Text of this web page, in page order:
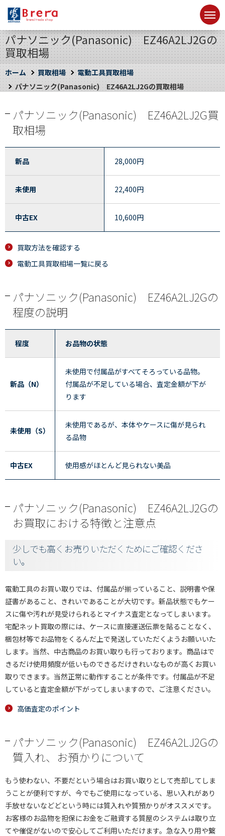
パナソニック(Panasonic) EZ46A2LJ2Gの
買取相場
ホーム 買取相場
電動工具買取相場
パナソニック(Panasonic) EZ46A2LJ2Gの買取相場
パナソニック(Panasonic) EZ46A2LJ2G買
取相場
新品 28,000円
未使用 22,400円
中古EX 10,600円
買取方法を確認する
電動工具買取相場一覧に戻る
パナソニック(Panasonic) EZ46A2LJ2Gの
程度の説明
程度 お品物の状態
新品（N）
未使用で付属品がすべてそろっている品物。
付属品が不足している場合、査定金額が下が
ります
未使用（S）
未使用であるが、本体やケースに傷が見られ
る品物
中古EX 使用感がほとんど見られない美品
パナソニック(Panasonic) EZ46A2LJ2Gの
お買取における特徴と注意点
少しでも高くお売りいただくためにご確認くださ
い。
電動工具のお買い取りでは、付属品が揃っていること、説明書や保
証書があること、きれいであることが大切です。新品状態でもケー
スに傷や汚れが見受けられるとマイナス査定となってしまいます。
宅配ネット買取の際には、ケースに直接運送伝票を貼ることなく、
梱包材等でお品物をくるんだ上で発送していただくようお願いいた
します。当然、中古商品のお買い取りも行っております。商品はで
きるだけ使用頻度が低いものできるだけきれいなものが高くお買い
取りできます。当然正常に動作することが条件です。付属品が不足
していると査定金額が下がってしまいますので、ご注意ください。
高価査定のポイント
パナソニック(Panasonic) EZ46A2LJ2Gの
質入れ、お預かりについて
もう使わない、不要だという場合はお買い取りとして売却してしま
うことが便利ですが、今でもご使用になっている、思い入れがあり
手放せないなどどという時には質入れや質預かりがオススメです。
お客様のお品物を担保にお金をご融資する質屋のシステムは取り立
てや催促がないので安心してご利用いただけます。急な入り用や繋